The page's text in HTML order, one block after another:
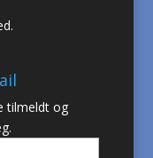
tilmeldt og